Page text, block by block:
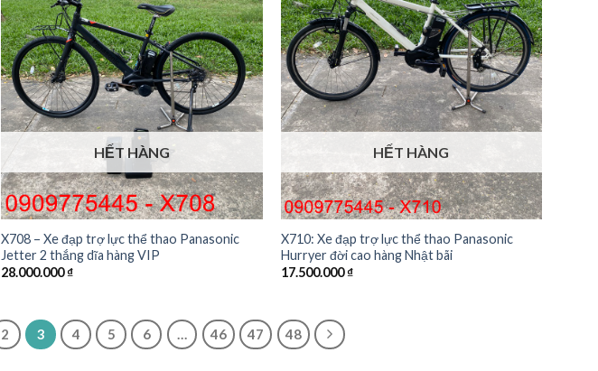
HẾT HÀNG
X708 – Xe đạp trợ lực thể thao Panasonic
Jetter 2 thắng dĩa hàng VIP
28.000.000₫
HẾT HÀNG
X710: Xe đạp trợ lực thể thao Panasonic
Hurryer đời cao hàng Nhật bãi
17.500.000₫
2 3 4 5 6 … 46 47 48